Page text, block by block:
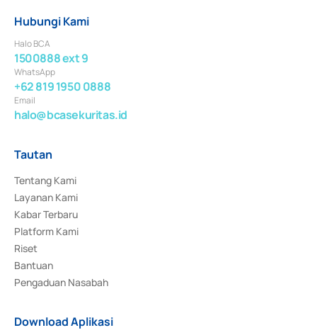
Hubungi Kami
Halo BCA
1500888 ext 9
WhatsApp
+62 819 1950 0888
Email
halo@bcasekuritas.id
Tautan
Tentang Kami
Layanan Kami
Kabar Terbaru
Platform Kami
Riset
Bantuan
Pengaduan Nasabah
Download Aplikasi